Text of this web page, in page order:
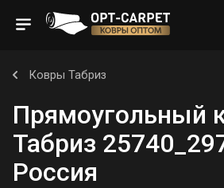
Ковры Табриз
Прямоугольный
Табриз
Россия